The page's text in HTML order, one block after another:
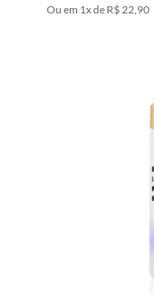
Ou em 1xde R$ 22,90